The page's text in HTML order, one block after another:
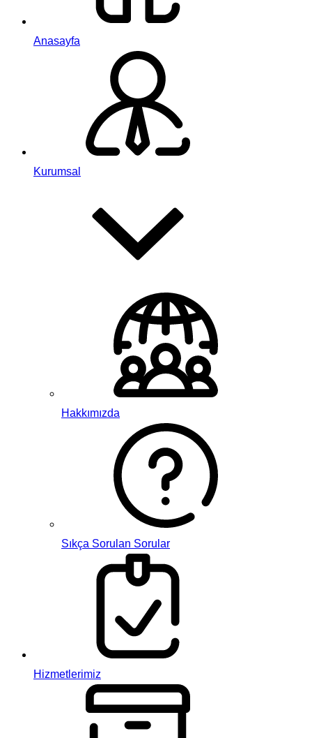
Anasayfa
Kurumsal
Hakkımızda
Sıkça Sorulan Sorular
Hizmetlerimiz